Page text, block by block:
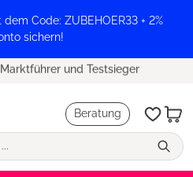
Code: ZUBEHOER33 + 2%
sichern!
Marktführer und Testsieger
Beratung